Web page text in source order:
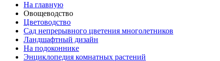
На главную
Овощеводство
Цветоводство
Сад непрерывного цветения многолетников
Ландшафтный дизайн
На подоконнике
Энциклопедия комнатных растений